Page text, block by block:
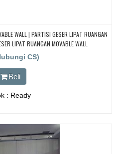
WALL | PARTISI GESER LIPAT RUANGAN
LIPAT RUANGAN MOVABLE WALL
CS)
Beli
: Ready